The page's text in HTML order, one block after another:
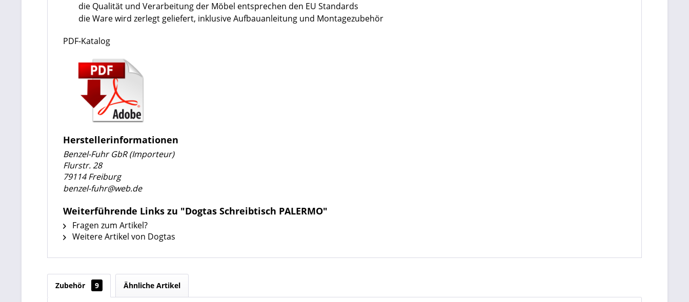
die Qualität und Verarbeitung der Möbel entsprechen den EU Standards
die Ware wird zerlegt geliefert, inklusive Aufbauanleitung und Montagezubehör
PDF-Katalog
Herstellerinformationen
Benzel-Fuhr GbR (Importeur)
Flurstr. 28
79114 Freiburg
benzel-fuhr@web.de
Weiterführende Links zu "Dogtas Schreibtisch PALERMO"
Fragen zum Artikel?
Weitere Artikel von Dogtas
Zubehör 9 Ähnliche Artikel